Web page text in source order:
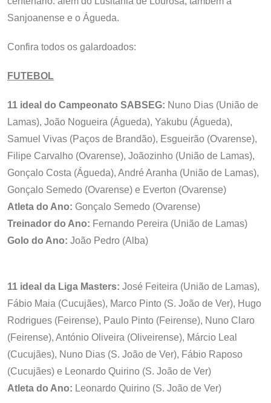
Sanjoanense e o Águeda.
Confira todos os galardoados:
FUTEBOL
11 ideal do Campeonato SABSEG: Nuno Dias (União de
Lamas), João Nogueira (Águeda), Yakubu (Águeda),
Samuel Vivas (Paços de Brandão), Esgueirão (Ovarense),
Filipe Carvalho (Ovarense), Joãozinho (União de Lamas),
Gonçalo Costa (Águeda), André Aranha (União de Lamas),
Gonçalo Semedo (Ovarense) e Everton (Ovarense)
Atleta do Ano: Gonçalo Semedo (Ovarense)
Treinador do Ano: Fernando Pereira (União de Lamas)
Golo do Ano: João Pedro (Alba)
11 ideal da Liga Masters: José Feiteira (União de Lamas),
Fábio Maia (Cucujães), Marco Pinto (S. João de Ver), Hugo
Rodrigues (Feirense), Paulo Pinto (Feirense), Nuno Claro
(Feirense), António Oliveira (Oliveirense), Márcio Leal
(Cucujães), Nuno Dias (S. João de Ver), Fábio Raposo
(Cucujães) e Leonardo Quirino (S. João de Ver)
Atleta do Ano: Leonardo Quirino (S. João de Ver)